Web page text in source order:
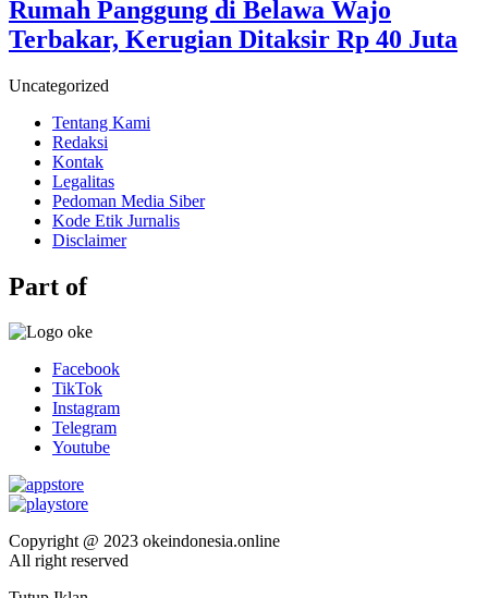
Rumah Panggung di Belawa Wajo
Terbakar, Kerugian Ditaksir Rp 40 Juta
Uncategorized
Tentang Kami
Redaksi
Kontak
Legalitas
Pedoman Media Siber
Kode Etik Jurnalis
Disclaimer
Part of
Facebook
TikTok
Instagram
Telegram
Youtube
Copyright @ 2023 okeindonesia.online
All right reserved